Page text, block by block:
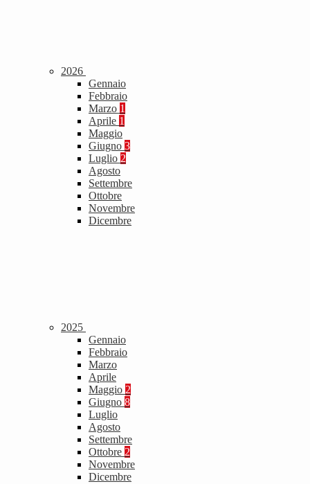
2026
Gennaio
Febbraio
Marzo 1
Aprile 1
Maggio
Giugno 3
Luglio 2
Agosto
Settembre
Ottobre
Novembre
Dicembre
2025
Gennaio
Febbraio
Marzo
Aprile
Maggio 2
Giugno 8
Luglio
Agosto
Settembre
Ottobre 2
Novembre
Dicembre